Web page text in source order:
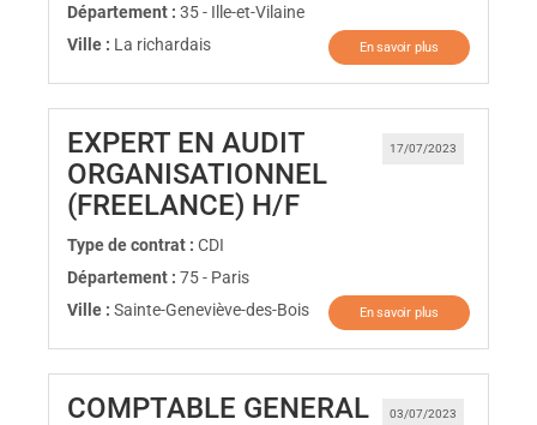
Département : 35 - Ille-et-Vilaine
Ville : La richardais En savoir plus
17/07/2023
EXPERT EN AUDIT
ORGANISATIONNEL
(FREELANCE) H/F(Nouvelle fenêtre)
Type de contrat : CDI
Département : 75 - Paris
Ville : Sainte-Geneviève-des-Bois En savoir plus
03/07/2023
COMPTABLE GENERAL